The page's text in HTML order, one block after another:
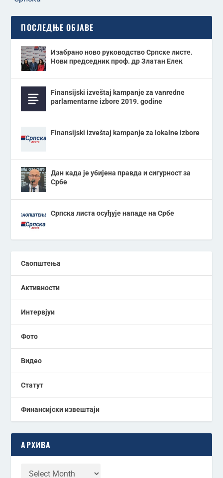
ПОСЛЕДЊЕ ОБЈАВЕ
Изабрано ново руководство Српске листе.
Нови председник проф. др Златан Елек
Finansijski izveštaj kampanje za vanredne
parlamentarne izbore 2019. godine
Finansijski izveštaj kampanje za lokalne izbore
Дан када је убијена правда и сигурност за
Србе
Српска листа осуђује нападе на Србе
Саопштења
Активности
Интервјуи
Фото
Видео
Статут
Финансијски извештаји
АРХИВА